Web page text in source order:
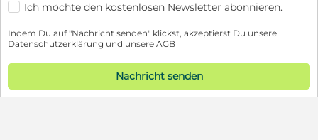
Ich möchte den kostenlosen Newsletter abonnieren.
Indem Du auf "Nachricht senden" klickst, akzeptierst Du unsere
Datenschutzerklärung und unsere AGB
Nachricht senden